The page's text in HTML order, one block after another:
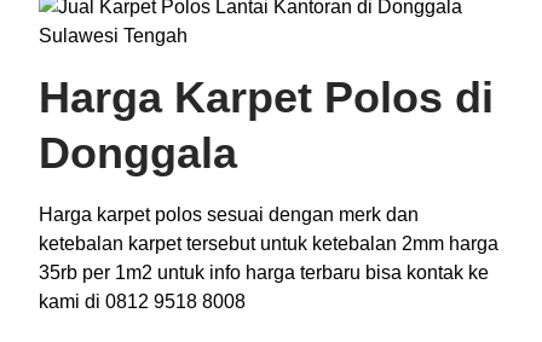
Harga Karpet Polos di
Donggala
Harga karpet polos sesuai dengan merk dan
ketebalan karpet tersebut untuk ketebalan 2mm harga
35rb per 1m2 untuk info harga terbaru bisa kontak ke
kami di 0812 9518 8008